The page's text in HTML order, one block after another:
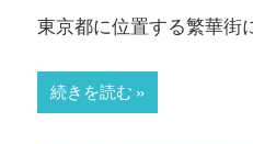
東京都に位置する繁華街
続きを読む